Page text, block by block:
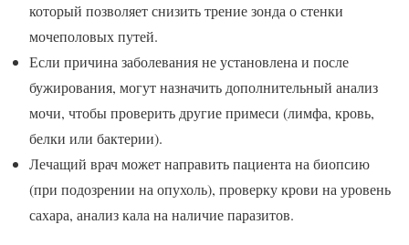
который позволяет снизить трение зонда о стенки
мочеполовых путей.
Если причина заболевания не установлена и после
бужирования, могут назначить дополнительный анализ
мочи, чтобы проверить другие примеси (лимфа, кровь,
белки или бактерии).
Лечащий врач может направить пациента на биопсию
(при подозрении на опухоль), проверку крови на уровень
сахара, анализ кала на наличие паразитов.